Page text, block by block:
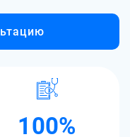
100%